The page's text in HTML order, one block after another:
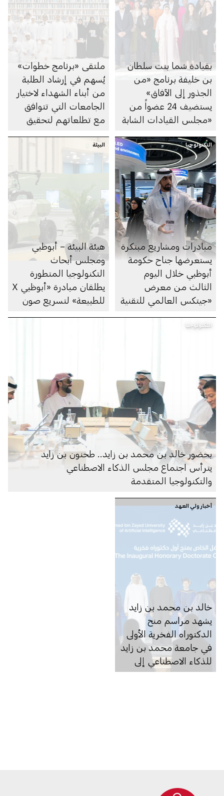
بقيادة شما بنت سلطان
بن خليفة برنامج «من
الجذور إلى الآفاق»
يستضيف 24 عضواً من
«مجلس القيادات الشابة
الاقتصادي العالمي
ملتقى «برنامج خطوات»
يُسهم في إرشاد الطلبة
من أبناء الشهداء لاختيار
الجامعات التي تتوافق
مع تطلعاتهم لتحقيق
التكنولوجيا
مبادرات ومشاريع مبتكرة
يستعرضها جناح حكومة
أبوظبي خلال اليوم
الثالث من معرض
«جيتكس العالمي للتقنية
البيئة
هيئة البيئة – أبوظبي
ومجلس أبحاث
التكنولوجيا المتطورة
يطلقان مبادرة «أبوظبي X
للطبيعة» لتسريع صون
التكنولوجيا
بحضور خالد بن محمد بن زايد.. طحنون بن زايد
يترأس اجتماع مجلس الذكاء الاصطناعي
والتكنولوجيا المتقدمة
أخبار ولي العهد
خالد بن محمد بن زايد
يشهد مراسم منح
الدكتوراه الفخرية الأولى
في جامعة محمد بن زايد
للذكاء الاصطناعي إلى
الرئيس التنفيذي لشركة